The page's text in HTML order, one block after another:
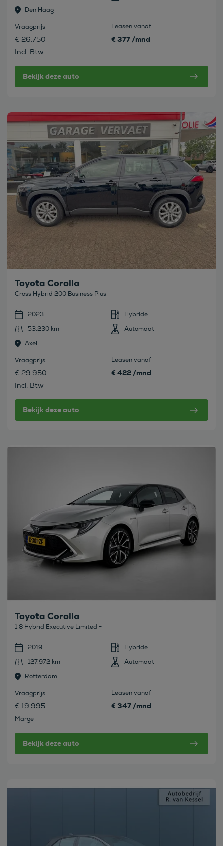
Den Haag
Vraagprijs
€ 26.750
Incl. Btw
Leasen vanaf
€ 377 /mnd
Bekijk deze auto
Bekijk deze auto
Toyota Corolla
Cross Hybrid 200 Business Plus
2023
Hybride
53.230 km
Automaat
Axel
Vraagprijs
€ 29.950
Incl. Btw
Leasen vanaf
€ 422 /mnd
Bekijk deze auto
Toyota Corolla
1.8 Hybrid Executive Limited +
2019
Hybride
127.972 km
Automaat
Rotterdam
Vraagprijs
€ 19.995
Marge
Leasen vanaf
€ 347 /mnd
Bekijk deze auto
Bekijk deze auto